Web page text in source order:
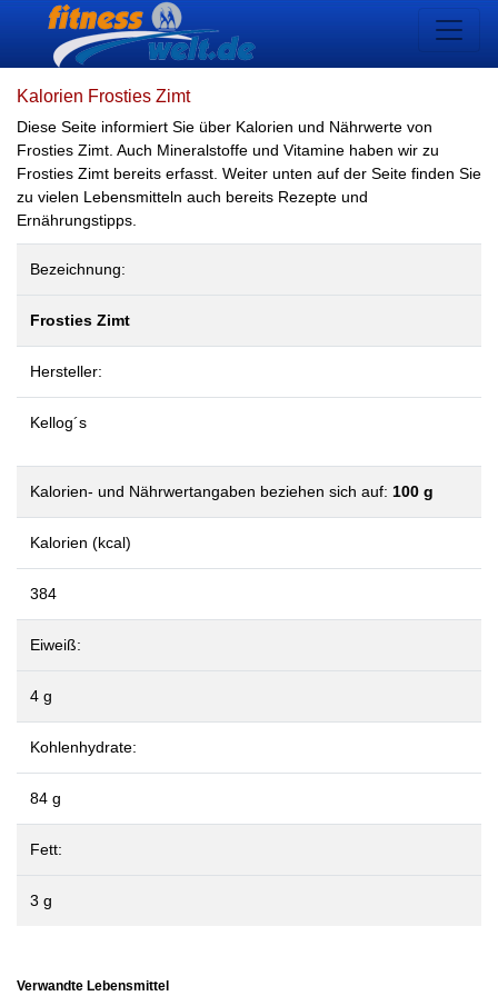
Kalorien Frosties Zimt
Diese Seite informiert Sie über Kalorien und Nährwerte von
Frosties Zimt. Auch Mineralstoffe und Vitamine haben wir zu
Frosties Zimt bereits erfasst. Weiter unten auf der Seite finden Sie
zu vielen Lebensmitteln auch bereits Rezepte und
Ernährungstipps.
Bezeichnung:
Frosties Zimt
Hersteller:
Kellog´s
Kalorien- und Nährwertangaben beziehen sich auf: 100 g
Kalorien (kcal)
384
Eiweiß:
4 g
Kohlenhydrate:
84 g
Fett:
3 g
Verwandte Lebensmittel